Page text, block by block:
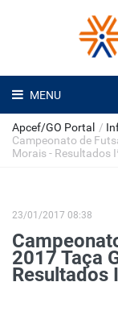
MENU
Apcef/GO Portal /
Campeonato de
Morais - Resultados
23/01/2017 08:38
2017 Taça
Resultados